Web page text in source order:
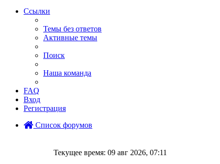
Ссылки
Темы без ответов
Активные темы
Поиск
Наша команда
FAQ
Вход
Регистрация
Список форумов
Текущее время: 09 авг 2026, 07:11